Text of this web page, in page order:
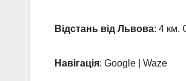
Відстань від Львова: 4 км.
Навігація: Google | Waze